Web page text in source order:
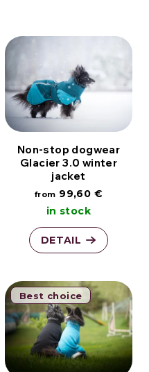
Non-stop dogwear
Glacier 3.0 winter
jacket
from 99,60 €
in stock
DETAIL
Best choice